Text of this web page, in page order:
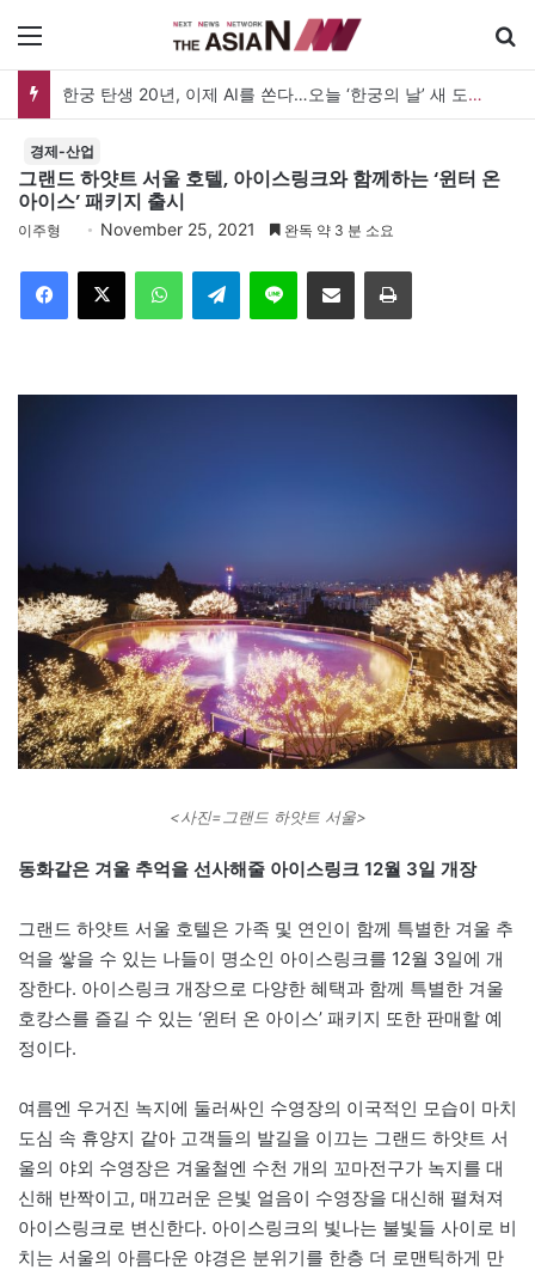
한궁 탄생 20년, 이제 AI를 쏜다…오늘 ‘한궁의 날’ 새 도약 선언
경제-산업
그랜드 하얏트 서울 호텔, 아이스링크와 함께하는 ‘윈터 온
아이스’ 패키지 출시
이주형 November 25, 2021 완독 약 3 분 소요
Telegram 이메일
<사진=그랜드 하얏트 서울>
동화같은 겨울 추억을 선사해줄 아이스링크 12월 3일 개장
그랜드 하얏트 서울 호텔은 가족 및 연인이 함께 특별한 겨울 추
억을 쌓을 수 있는 나들이 명소인 아이스링크를 12월 3일에 개
장한다. 아이스링크 개장으로 다양한 혜택과 함께 특별한 겨울
호캉스를 즐길 수 있는 ‘윈터 온 아이스’ 패키지 또한 판매할 예
정이다.
여름엔 우거진 녹지에 둘러싸인 수영장의 이국적인 모습이 마치
도심 속 휴양지 같아 고객들의 발길을 이끄는 그랜드 하얏트 서
울의 야외 수영장은 겨울철엔 수천 개의 꼬마전구가 녹지를 대
신해 반짝이고, 매끄러운 은빛 얼음이 수영장을 대신해 펼쳐져
아이스링크로 변신한다. 아이스링크의 빛나는 불빛들 사이로 비
치는 서울의 아름다운 야경은 분위기를 한층 더 로맨틱하게 만